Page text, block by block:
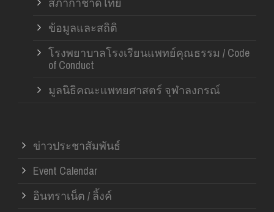
ข้อมูลและสถิติ
โรงพยาบาลโรงเรียนแพทย์คุณธรรม / Code
of Conduct
มูลนิธิคณะแพทยศาสตร์ จุฬาลงกรณ์
ข่าวประชาสัมพันธ์
Event Calendar
อินทราเน็ต / ลิ้งค์